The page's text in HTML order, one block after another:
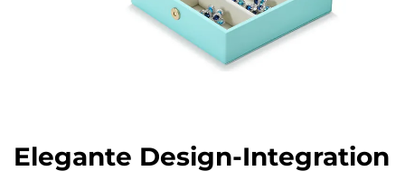
Elegante Design-Integration